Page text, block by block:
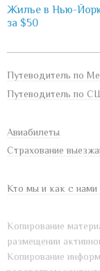
Жилье в Нью-
за $50
Путеводитель по
Путеводитель по
Авиабилеты
Страхование
Кто мы и как с нами
Копирование
размещении
Копирование